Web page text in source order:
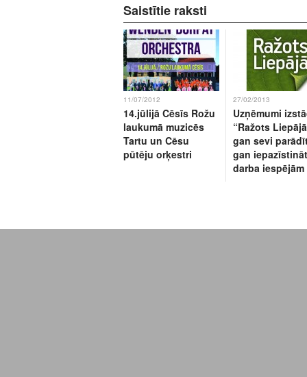
Saistītie raksti
11/07/2012
14.jūlijā Cēsīs Rožu
laukumā muzicēs
Tartu un Cēsu
pūtēju orķestri
27/02/2013
Uzņēmumi
“Ražots
gan sevi
gan
darba iespējām